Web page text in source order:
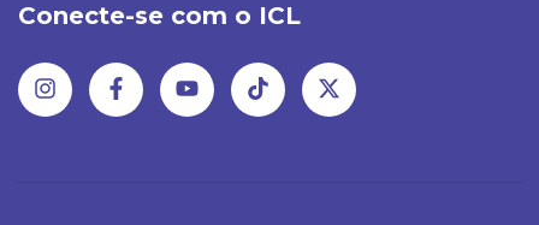
Conecte-se com o ICL